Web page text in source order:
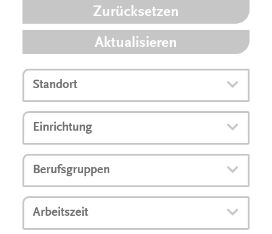
Zurücksetzen
Aktualisieren
Standort
Einrichtung
Berufsgruppen
Arbeitszeit